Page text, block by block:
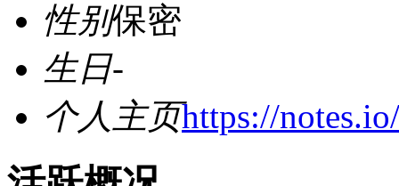
性别保密
生日-
个人主页https://